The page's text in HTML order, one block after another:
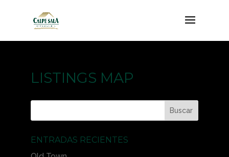
LISTINGS MAP
ENTRADAS RECIENTES